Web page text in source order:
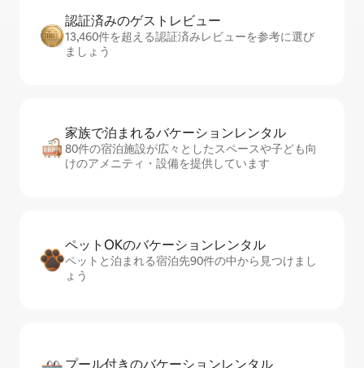
認証済みのゲ⁠ス⁠ト⁠レ⁠ビ⁠ュ⁠ー
13,460件を超える認証済みレビューを参考に選び
ましょう
家族で泊まれるバ⁠ケ⁠ー⁠シ⁠ョ⁠ンレ⁠ン⁠タ⁠ル
80件の宿泊施設が広々としたスペースや子ども向
けのアメニティ・設備を提供しています
ペットOKのバ⁠ケ⁠ー⁠シ⁠ョ⁠ンレ⁠ン⁠タ⁠ル
ペットと泊まれる宿泊先90件の中から見つけまし
ょう
プール付きのバ⁠ケ⁠ー⁠シ⁠ョ⁠ンレ⁠ン⁠タ⁠ル